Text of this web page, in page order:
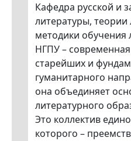
Кафедра русской и
литературы, теории
методики обучения
НГПУ –
старейших и
гуманитарного
она объединяет
литературного
Это коллектив
которого –